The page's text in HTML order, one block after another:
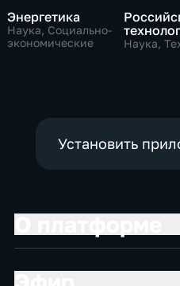
Энергетика
Наука, Социально-
экономические
Наука,
Установить